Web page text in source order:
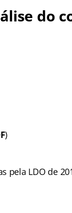
do
)
pela LDO de